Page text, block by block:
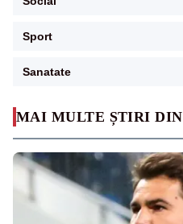
MAI MULTE ȘTIRI DIN
Sport
Sanatate